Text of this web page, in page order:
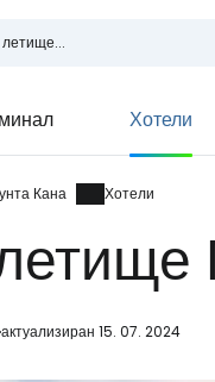
Хотели
Кана Хотели
актуализиран 15. 07. 2024